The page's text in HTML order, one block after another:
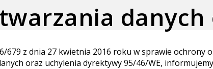
danych
z dnia 27 kwietnia 2016 roku w sprawie ochrony
oraz uchylenia dyrektywy 95/46/WE,